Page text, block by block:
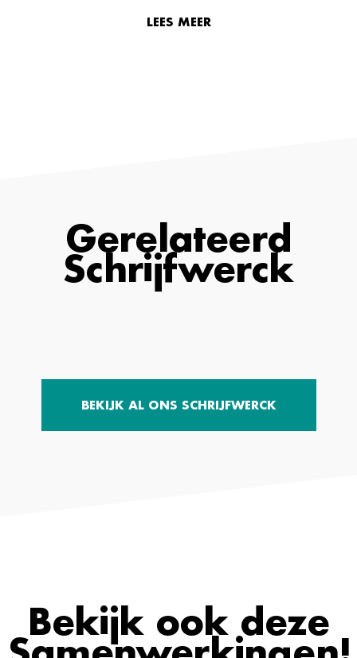
LEES MEER
Gerelateerd
Schrijfwerck
BEKIJK AL ONS SCHRIJFWERCK
Bekijk ook deze